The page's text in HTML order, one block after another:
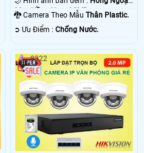
20m Hồng Ngoại SMD.
🐉️ Camera Theo MẫuThân Plastic.
️➲ Ưu Điểm :Chống Nước.
8322